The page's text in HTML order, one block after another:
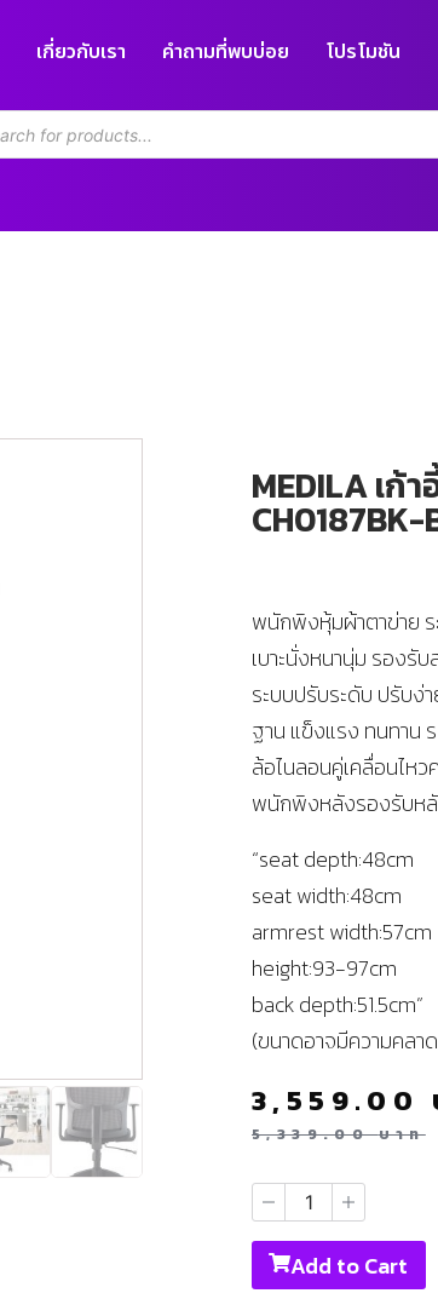
เกี่ยวกับเรา คำถามที่พบบ่อย โปรโมชัน
MEDILA เก้
พนักพิงหุ้มผ้าตาข่าย ร
เบาะนั่งหนานุ่ม รองรั
ระบบปรับระดับ ปรับง่
ฐาน แข็งแรง ทนทาน
ล้อไนลอนคู่เคลื่อนไห
พนักพิงหลังรองรับห
“seat depth:48cm
seat width:48cm
armrest width:57cm
height:93-97cm
back depth:51.5cm”
(ขนาดอาจมีความคลา
5,339.00บาท
3,559.00
Add to Cart